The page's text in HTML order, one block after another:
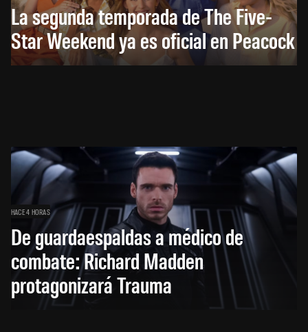
La segunda temporada de The Five-
Star Weekend ya es oficial en Peacock
HACE 4 HORAS
De guardaespaldas a médico de
combate: Richard Madden
protagonizará Trauma